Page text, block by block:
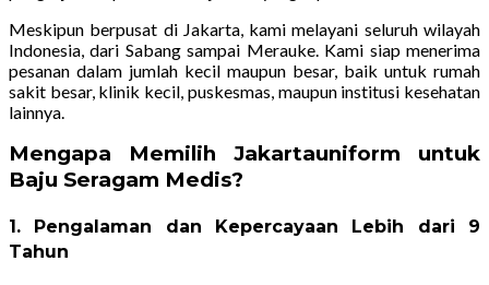
Meskipun berpusat di Jakarta, kami melayani seluruh wilayah
Indonesia, dari Sabang sampai Merauke. Kami siap menerima
pesanan dalam jumlah kecil maupun besar, baik untuk rumah
sakit besar, klinik kecil, puskesmas, maupun institusi kesehatan
lainnya.
Mengapa Memilih Jakartauniform untuk
Baju Seragam Medis?
1. Pengalaman dan Kepercayaan Lebih dari 9
Tahun